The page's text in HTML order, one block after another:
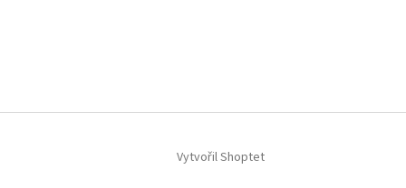
Vytvořil Shoptet